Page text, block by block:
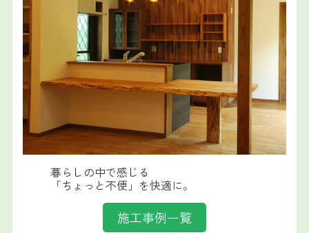
暮らしの中で感じる
「ちょっと不便」を快適に。
施工事例一覧